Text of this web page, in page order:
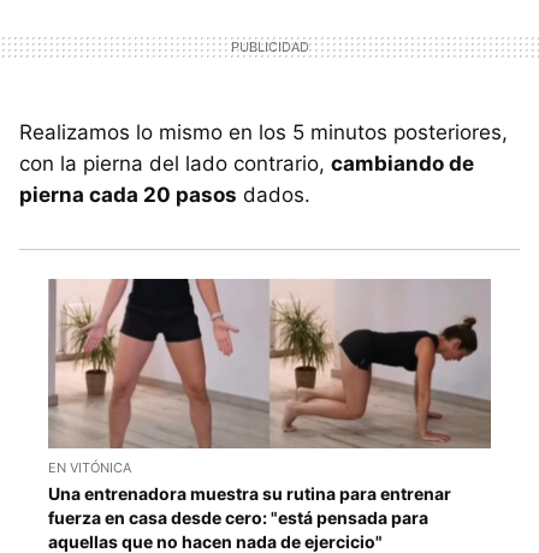
Realizamos lo mismo en los 5 minutos posteriores,
con la pierna del lado contrario, cambiando de
pierna cada 20 pasos dados.
EN VITÓNICA
Una entrenadora muestra su rutina para entrenar
fuerza en casa desde cero: "está pensada para
aquellas que no hacen nada de ejercicio"